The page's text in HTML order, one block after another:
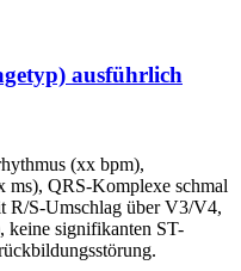
ausführlich
(xx bpm),
QRS-Komplexe schmal
R/S-Umschlag über V3/V4,
keine signifikanten ST-